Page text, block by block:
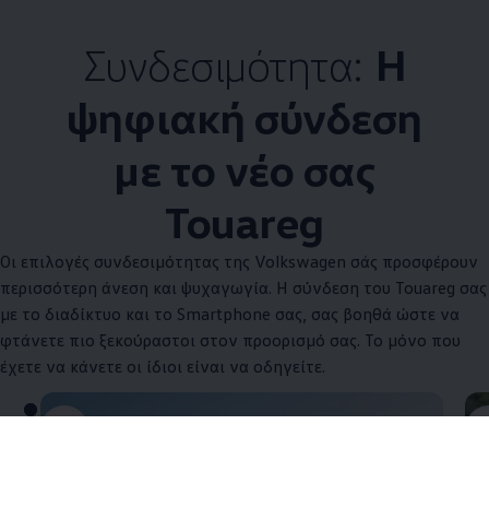
Συνδεσιμότητα: Η
ψηφιακή σύνδεση
με το νέο σας
Touareg
Οι επιλογές συνδεσιμότητας της Volkswagen σάς προσφέρουν
περισσότερη άνεση και ψυχαγωγία. Η σύνδεση του Touareg σας
με το διαδίκτυο και το Smartphone σας, σας βοηθά ώστε να
φτάνετε πιο ξεκούραστοι στον προορισμό σας. Το μόνο που
έχετε να κάνετε οι ίδιοι είναι να οδηγείτε.